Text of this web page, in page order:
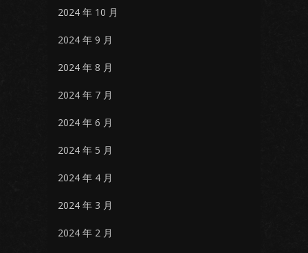
2024 年 10 月
2024 年 9 月
2024 年 8 月
2024 年 7 月
2024 年 6 月
2024 年 5 月
2024 年 4 月
2024 年 3 月
2024 年 2 月